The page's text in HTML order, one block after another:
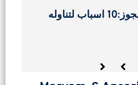
سریعه: جاهزه
اللافاشاك في المنزل:
للفاكهة الفارسية
للصحه و
فوائد الجوز:10 اسباب لتناوله
سریعه: جاهزه
اللافاشاك في المنزل:
للفاكهة الفارسية